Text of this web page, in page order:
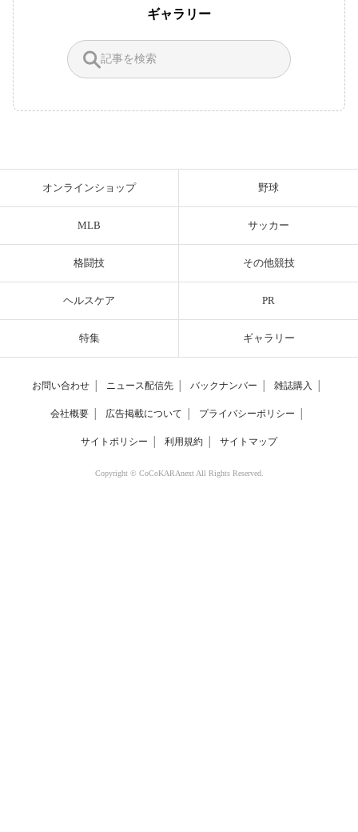
ギャラリー
オンラインショップ 野球
MLB サッカー
格闘技 その他競技
ヘルスケア PR
特集 ギャラリー
お問い合わせ ニュース配信先 バックナンバー 雑誌購入
会社概要 広告掲載について プライバシーポリシー
サイトポリシー 利用規約 サイトマップ
Copyright © CoCoKARAnext All Rights Reserved.